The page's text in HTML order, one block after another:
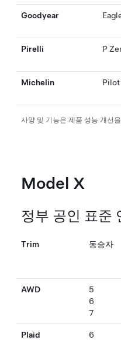
Goodyear
Pirelli P
Michelin Pilot
사양 및 기능은 제품 성능 개선
Model X
정부 공인 표준
Trim 동승자
AWD
5
6
7
Plaid 6